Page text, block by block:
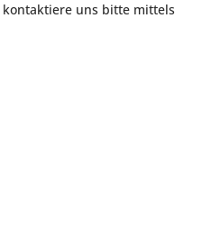
uns bitte mittels